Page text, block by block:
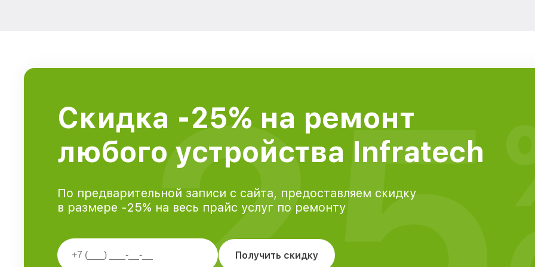
Скидка -25% на ремонт
любого устройства Infratech
По предварительной записи с сайта, предоставляем скидку
в размере -25% на весь прайс услуг по ремонту
Получить скидку